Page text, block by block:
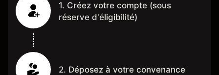
1. Créez votre compte (sous
réserve d'éligibilité)
2. Déposez à votre convenance